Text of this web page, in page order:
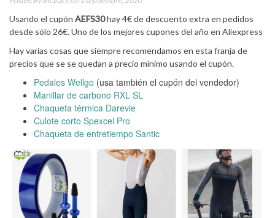
Usando el cupón AEFS30hay 4€ de descuento extra en pedidos
desde sólo 26€. Uno de los mejores cupones del año en Aliexpress
Hay varias cosas que siempre recomendamos en esta franja de
precios que se se quedan a precio mínimo usando el cupón.
Pedales Wellgo (usa también el cupón del vendedor)
Manillar de carbono RXL SL
Chaqueta térmica Darevie
Culote corto Spexcel Pro
Chaqueta de entretiempo Santic